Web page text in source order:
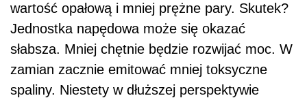
wartość opałową i mniej prężne pary. Skutek?
Jednostka napędowa może się okazać
słabsza. Mniej chętnie będzie rozwijać moc. W
zamian zacznie emitować mniej toksyczne
spaliny. Niestety w dłuższej perspektywie